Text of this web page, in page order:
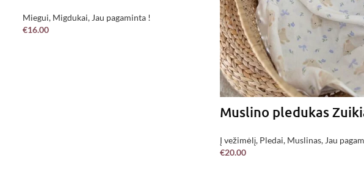
Miegui, Migdukai, Jau pagaminta !
€16.00
Muslino pledukas
Į vežimėlį, Pledai, Muslinas, Jau
€20.00